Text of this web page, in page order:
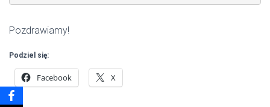
Pozdrawiamy!
Podziel się:
Facebook X